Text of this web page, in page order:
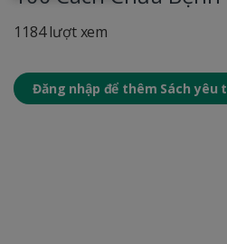
1184 lượt xem
Đăng nhập để thêm Sách yêu